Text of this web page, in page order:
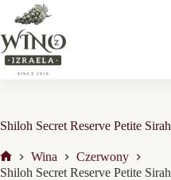
Przejdź
treści
Shiloh Secret Reserve Petite Sirah
Strona
Wina
Czerwony
Shiloh Secret Reserve Petite Sirah